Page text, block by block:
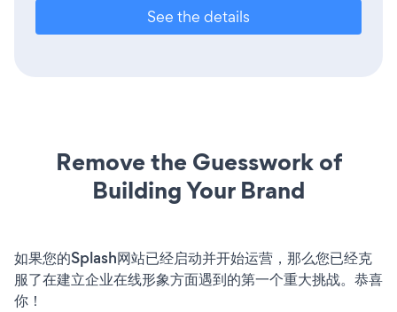
See the details
Remove the Guesswork of
Building Your Brand
如果您的Splash网站已经启动并开始运营，那么您已经克
服了在建立企业在线形象方面遇到的第一个重大挑战。恭喜
你！